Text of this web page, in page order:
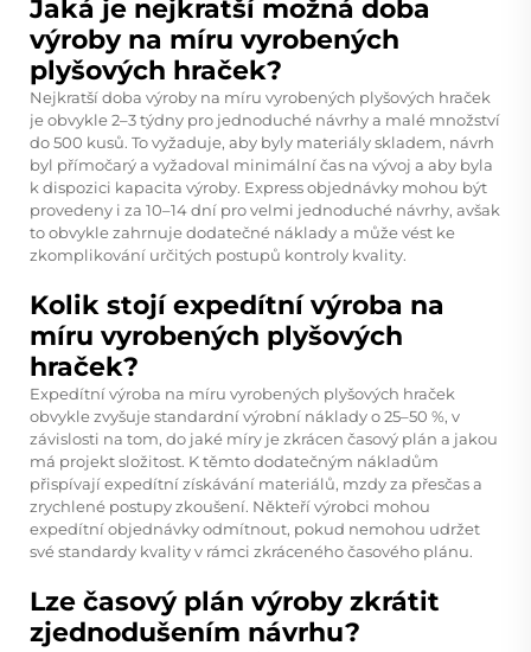
Jaká je nejkratší možná doba
výroby na míru vyrobených
plyšových hraček?
Nejkratší doba výroby na míru vyrobených plyšových hraček
je obvykle 2–3 týdny pro jednoduché návrhy a malé množství
do 500 kusů. To vyžaduje, aby byly materiály skladem, návrh
byl přímočarý a vyžadoval minimální čas na vývoj a aby byla
k dispozici kapacita výroby. Express objednávky mohou být
provedeny i za 10–14 dní pro velmi jednoduché návrhy, avšak
to obvykle zahrnuje dodatečné náklady a může vést ke
zkomplikování určitých postupů kontroly kvality.
Kolik stojí expedítní výroba na
míru vyrobených plyšových
hraček?
Expedítní výroba na míru vyrobených plyšových hraček
obvykle zvyšuje standardní výrobní náklady o 25–50 %, v
závislosti na tom, do jaké míry je zkrácen časový plán a jakou
má projekt složitost. K těmto dodatečným nákladům
přispívají expedítní získávání materiálů, mzdy za přesčas a
zrychlené postupy zkoušení. Někteří výrobci mohou
expedítní objednávky odmítnout, pokud nemohou udržet
své standardy kvality v rámci zkráceného časového plánu.
Lze časový plán výroby zkrátit
zjednodušením návrhu?